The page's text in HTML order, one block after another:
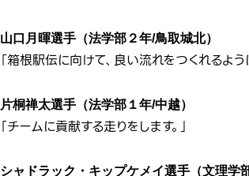
山口月暉選手（法学部２年/鳥取城北）
「箱根駅伝に向けて、良い流れをつくれるよ
片桐禅太選手（法学部１年/中越）
「チームに貢献する走りをします。」
シャドラック・キップケメイ選手（文理学